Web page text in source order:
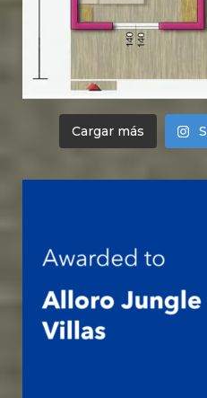
Cargar más